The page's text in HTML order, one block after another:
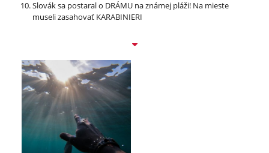
Slovák sa postaral o DRÁMU na známej pláži! Na mieste
museli zasahovať KARABINIERI